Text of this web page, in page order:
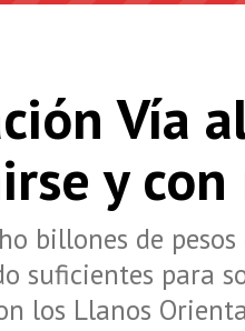
Vía
y
billones de
suficientes para
los Llanos